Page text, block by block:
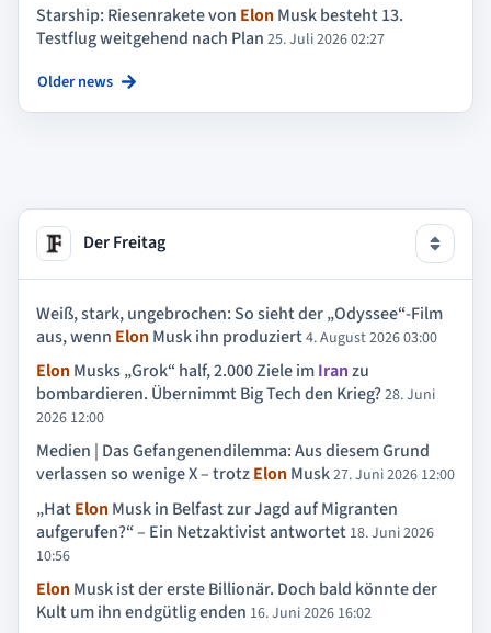
Starship: Riesenrakete von Elon Musk besteht 13.
Testflug weitgehend nach Plan 25. Juli 2026 02:27
Older news
Der Freitag
Weiß, stark, ungebrochen: So sieht der „Odyssee“-Film
aus, wenn Elon Musk ihn produziert4. August 2026 03:00
Elon Musks „Grok“ half, 2.000 Ziele imIranzu
bombardieren. Übernimmt Big Tech den Krieg?28. Juni
2026 12:00
Medien | Das Gefangenendilemma: Aus diesem Grund
verlassen so wenige X – trotzElon Musk27. Juni 2026 12:00
„HatElon Musk in Belfast zur Jagd auf Migranten
aufgerufen?“ – Ein Netzaktivist antwortet 18. Juni 2026
10:56
Elon Musk ist der erste Billionär. Doch bald könnte der
Kult um ihn endgütlig enden 16. Juni 2026 16:02